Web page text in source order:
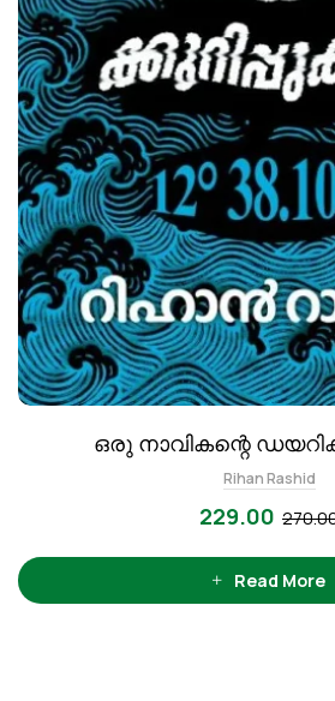
ഒരു നാവികന്റെ
Rihan Rashid
229.00
Read More